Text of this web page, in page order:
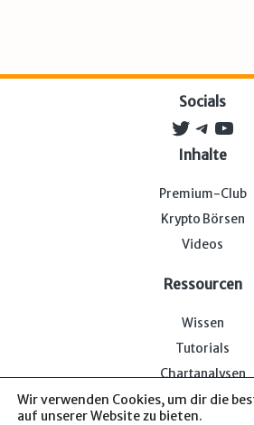
Socials
Twitter
Inhalte
Premium-Club
Krypto Börsen
Videos
Ressourcen
Wissen
Tutorials
Chartanalysen
Wir verwenden Cookies, um dir die
auf unserer Website zu bieten.